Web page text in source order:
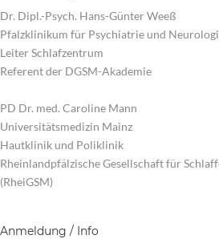
Dr. Dipl.-Psych. Hans-Günter Weeß
Pfalzklinikum für Psychiatrie und
Leiter Schlafzentrum
Referent der DGSM-Akademie
PD Dr. med. Caroline Mann
Universitätsmedizin Mainz
Hautklinik und Poliklinik
Rheinlandpfälzische Gesellschaft für
(RheiGSM)
Anmeldung / Info